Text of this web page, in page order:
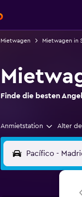
Mietwagen Mietwagen in
Finde die besten
Anmietstation Alter